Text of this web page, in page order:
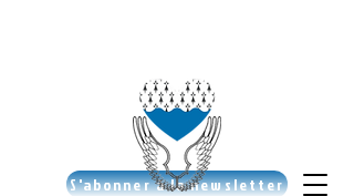
S'abonner à la newsletter